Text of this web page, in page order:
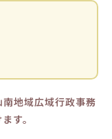
地域広域行政事務
す。